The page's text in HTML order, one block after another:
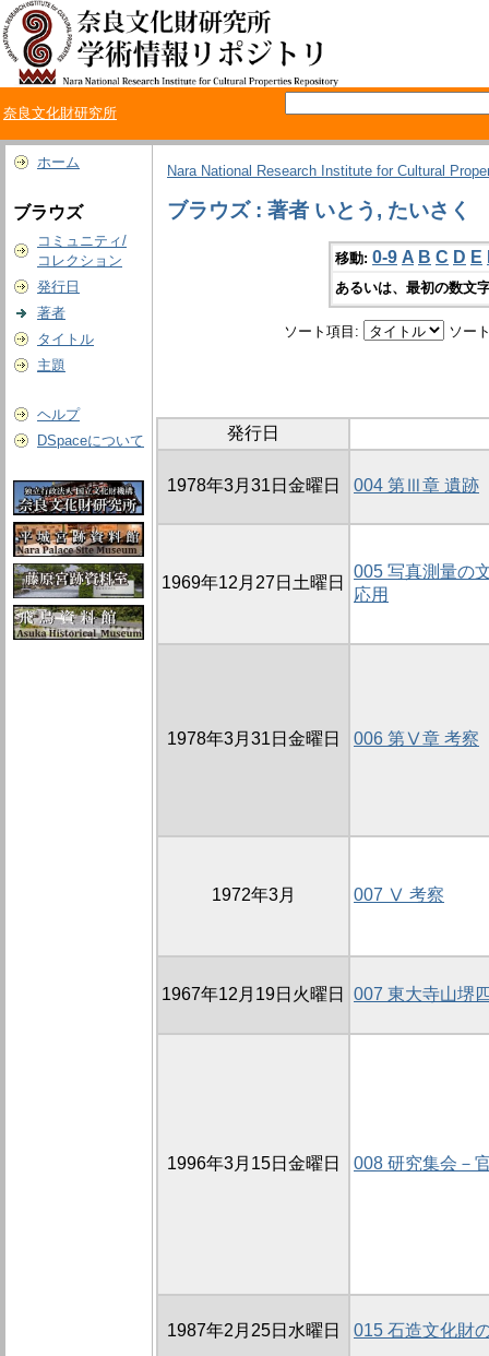
奈良文化財研究所
ホーム
ブラウズ
コミュニティ/
コレクション
発行日
著者
タイトル
主題
ヘルプ
DSpaceについて
Nara National Research Institute for Cultural
ブラウズ : 著者 いとう, たいさく
移動: 0-9 A B C D E
あるいは、最初の数文
ソート項目: ソー
発行日
1978年3月31日金曜日 004 第Ⅲ章 遺跡
1969年12月27日土曜日
005 写真測量の
応用
1978年3月31日金曜日 006 第Ⅴ章 考察
1972年3月 007 Ⅴ 考察
1967年12月19日火曜日 007 東大寺山堺
1996年3月15日金曜日 008 研究集会－
1987年2月25日水曜日 015 石造文化財